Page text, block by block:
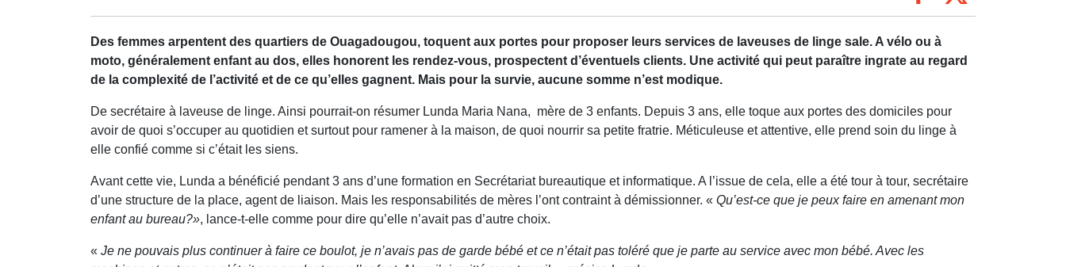
Des femmes arpentent des quartiers de Ouagadougou, toquent aux portes pour proposer leurs services de laveuses de linge sale. A vélo ou à
moto, généralement enfant au dos, elles honorent les rendez-vous, prospectent d’éventuels clients. Une activité qui peut paraître ingrate au regard
de la complexité de l’activité et de ce qu’elles gagnent. Mais pour la survie, aucune somme n’est modique.
De secrétaire à laveuse de linge. Ainsi pourrait-on résumer Lunda Maria Nana, mère de 3 enfants. Depuis 3 ans, elle toque aux portes des domiciles pour
avoir de quoi s’occuper au quotidien et surtout pour ramener à la maison, de quoi nourrir sa petite fratrie. Méticuleuse et attentive, elle prend soin du linge à
elle confié comme si c’était les siens.
Avant cette vie, Lunda a bénéficié pendant 3 ans d’une formation en Secrétariat bureautique et informatique. A l’issue de cela, elle a été tour à tour, secrétaire
d’une structure de la place, agent de liaison. Mais les responsabilités de mères l’ont contraint à démissionner. « Qu’est-ce que je peux faire en amenant mon
enfant au bureau?», lance-t-elle comme pour dire qu’elle n’avait pas d’autre choix.
« Je ne pouvais plus continuer à faire ce boulot, je n’avais pas de garde bébé et ce n’était pas toléré que je parte au service avec mon bébé. Avec les